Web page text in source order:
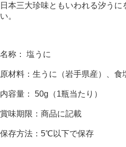
日本三大珍味ともいわれる汐う
い。
名称： 塩うに
原材料：生うに（岩手県産）、食
内容量： 50g（1瓶当たり）
賞味期限：商品に記載
保存方法：5℃以下で保存